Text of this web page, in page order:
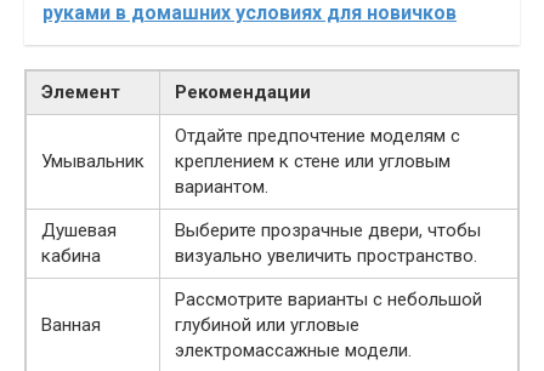
руками в домашних условиях для новичков
Элемент Рекомендации
Умывальник
Отдайте предпочтение моделям с
креплением к стене или угловым
вариантом.
Душевая
кабина
Выберите прозрачные двери, чтобы
визуально увеличить пространство.
Ванная
Рассмотрите варианты с небольшой
глубиной или угловые
электромассажные модели.